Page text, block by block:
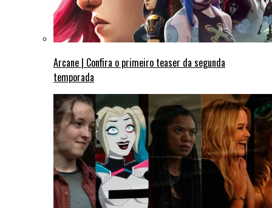
Arcane | Confira o primeiro teaser da segunda
temporada